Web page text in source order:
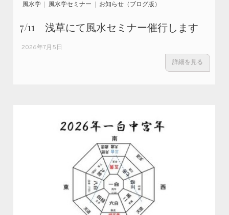
風水学 風水学セミナー お知らせ（ブログ版）
7/11 浅草にて風水セミナー催行します
2026年7月5日
詳細を見る